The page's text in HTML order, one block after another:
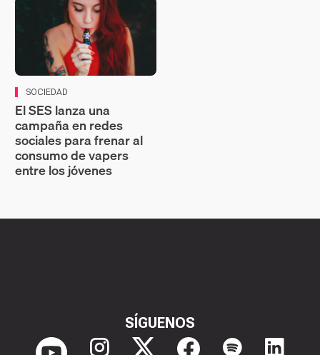
SOCIEDAD
El SES lanza una
campaña en redes
sociales para frenar al
consumo de vapers
entre los jóvenes
SÍGUENOS